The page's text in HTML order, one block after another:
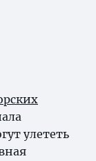
улететь